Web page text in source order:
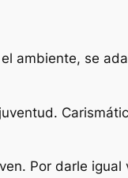
ambiente, se
Por darle